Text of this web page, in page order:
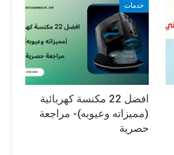
خدمات
افضل 22 مكنسة كهربائية
(مميزاته وعيوبه)- مراجعة
حصرية